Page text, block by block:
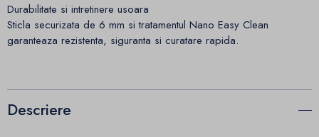
Durabilitate si intretinere usoara
Sticla securizata de 6 mm si tratamentul Nano Easy Clean
garanteaza rezistenta, siguranta si curatare rapida.
Descriere